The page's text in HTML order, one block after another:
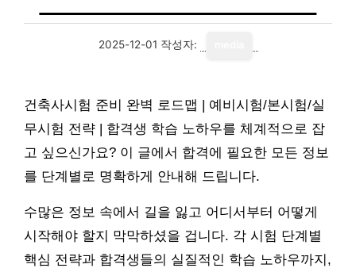
2025-12-01 작성자:
건축사시험 준비 완벽 로드맵 | 예비시험/본시험/실
무시험 전략 | 합격생 학습 노하우를 체계적으로 잡
고 싶으신가요? 이 글에서 합격에 필요한 모든 정보
를 단계별로 명확하게 안내해 드립니다.
수많은 정보 속에서 길을 잃고 어디서부터 어떻게
시작해야 할지 막막하셨을 겁니다. 각 시험 단계별
핵심 전략과 합격생들의 실질적인 학습 노하우까지,